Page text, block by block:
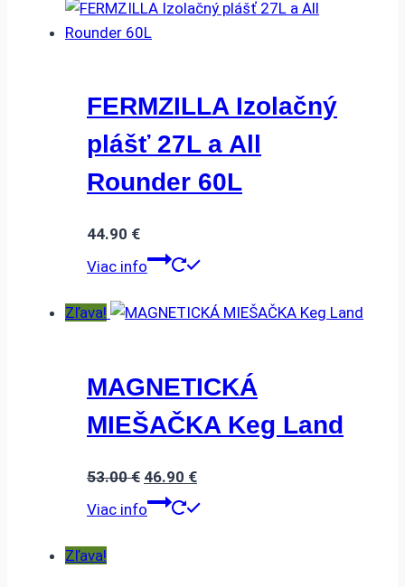
FERMZILLA Izolačný
plášť 27L a All
Rounder 60L
44.90 €
Viac info
Zľava!
MAGNETICKÁ
MIEŠAČKA Keg Land
53.00€ Pôvodná
cena
46.90 €Aktuálna
cena
Viac info
Zľava!